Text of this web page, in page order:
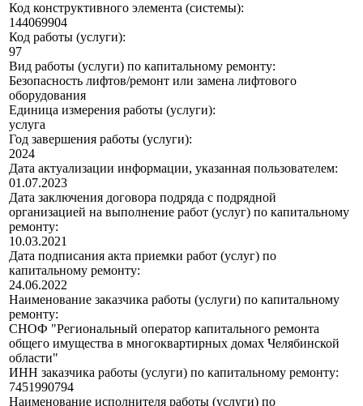
Код конструктивного элемента (системы):
144069904
Код работы (услуги):
97
Вид работы (услуги) по капитальному ремонту:
Безопасность лифтов/ремонт или замена лифтового
оборудования
Единица измерения работы (услуги):
услуга
Год завершения работы (услуги):
2024
Дата актуализации информации, указанная пользователем:
01.07.2023
Дата заключения договора подряда с подрядной
организацией на выполнение работ (услуг) по капитальному
ремонту:
10.03.2021
Дата подписания акта приемки работ (услуг) по
капитальному ремонту:
24.06.2022
Наименование заказчика работы (услуги) по капитальному
ремонту:
СНОФ "Региональный оператор капитального ремонта
общего имущества в многоквартирных домах Челябинской
области"
ИНН заказчика работы (услуги) по капитальному ремонту:
7451990794
Наименование исполнителя работы (услуги) по